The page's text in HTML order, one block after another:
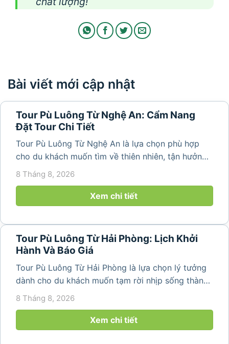
Bài viết mới cập nhật
Tour Pù Luông Từ Nghệ An: Cẩm Nang
Đặt Tour Chi Tiết
Tour Pù Luông Từ Nghệ An là lựa chọn phù hợp
cho du khách muốn tìm về thiên nhiên, tận hưởng
không khí trong lành và khám phá vẻ đẹp bình yên
8 Tháng 8, 2026
Xem chi tiết
Tour Pù Luông Từ Hải Phòng: Lịch Khởi
Hành Và Báo Giá
Tour Pù Luông Từ Hải Phòng là lựa chọn lý tưởng
dành cho du khách muốn tạm rời nhịp sống thành
phố để tìm về không gian núi rừng trong lành,
những bản làng bình yên và cảnh quan ruộng bậc
thang đặc trưng. Từ...
8 Tháng 8, 2026
Xem chi tiết